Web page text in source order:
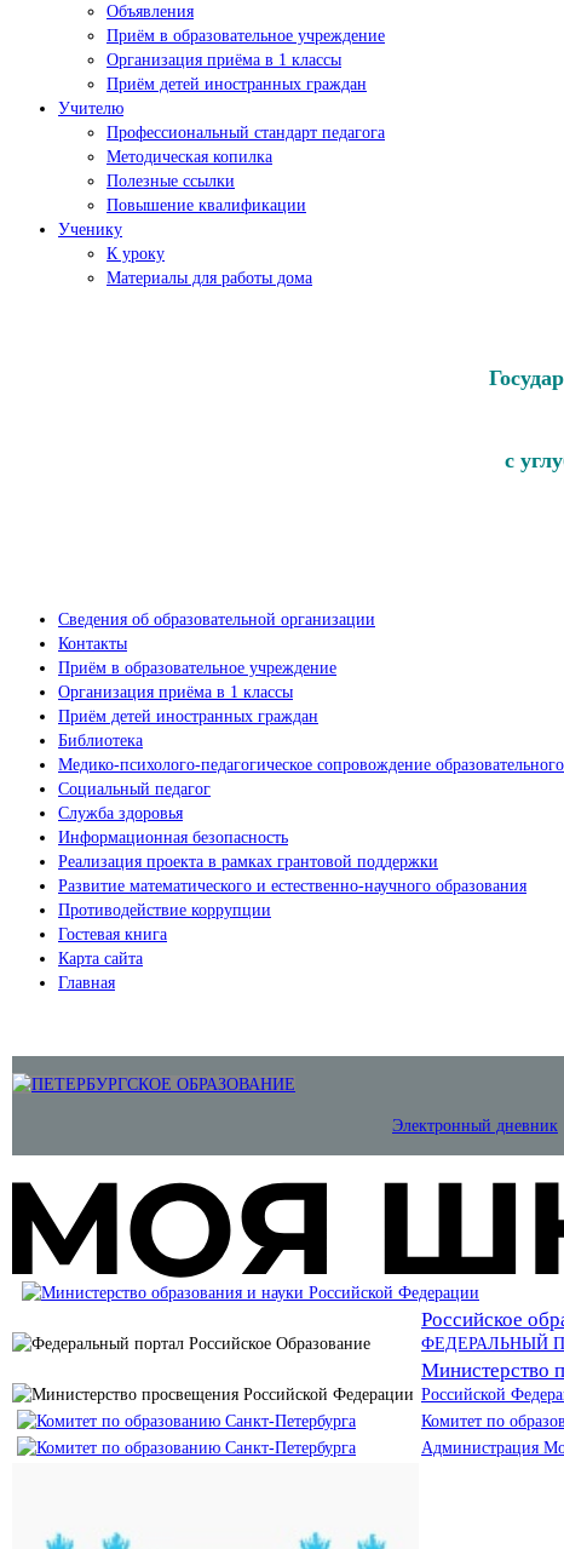
Объявления
Приём в образовательное учреждение
Организация приёма в 1 классы
Приём детей иностранных граждан
Учителю
Профессиональный стандарт педагога
Методическая копилка
Полезные ссылки
Повышение квалификации
Ученику
К уроку
Материалы для работы дома
с
Сведения об образовательной организации
Контакты
Приём в образовательное учреждение
Организация приёма в 1 классы
Приём детей иностранных граждан
Библиотека
Медико-психолого-педагогическое сопровождение
Социальный педагог
Служба здоровья
Информационная безопасность
Реализация проекта в рамках грантовой поддержки
Развитие математического и естественно-научного образования
Противодействие коррупции
Гостевая книга
Карта сайта
Главная
Электронный дневник
Российское
ФЕДЕРАЛЬНЫЙ
Министерство
Российской
Комитет по
Администрация